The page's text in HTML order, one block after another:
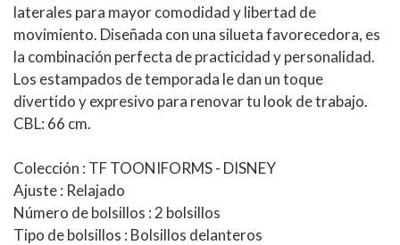
laterales para mayor comodidad y libertad de
movimiento. Diseñada con una silueta favorecedora, es
la combinación perfecta de practicidad y personalidad.
Los estampados de temporada le dan un toque
divertido y expresivo para renovar tu look de trabajo.
CBL: 66 cm.
Colección : TF TOONIFORMS - DISNEY
Ajuste : Relajado
Número de bolsillos : 2 bolsillos
Tipo de bolsillos : Bolsillos delanteros